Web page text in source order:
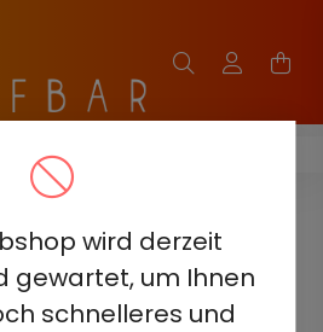
wird derzeit
gewartet, um Ihnen
schnelleres und
HQD MIRACLE 8000
8000 5% -
MANGO LIME -